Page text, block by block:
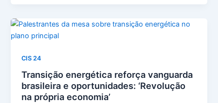
CIS 24
Transição energética reforça vanguarda
brasileira e oportunidades: ‘Revolução
na própria economia’